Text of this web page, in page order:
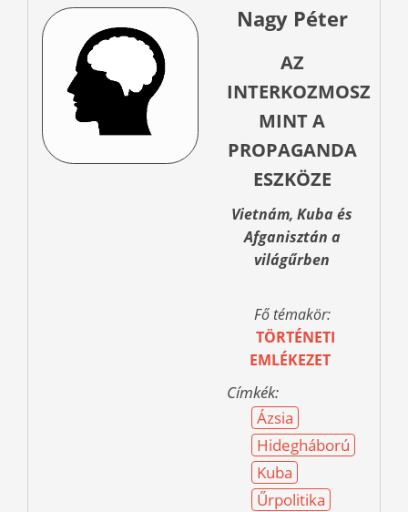
Nagy Péter
AZ
INTERKOZMOSZ
MINT A
PROPAGANDA
ESZKÖZE
Vietnám, Kuba és
Afganisztán a
világűrben
Fő témakör:
TÖRTÉNETI
EMLÉKEZET
Címkék:
Ázsia
Hidegháború
Kuba
Űrpolitika